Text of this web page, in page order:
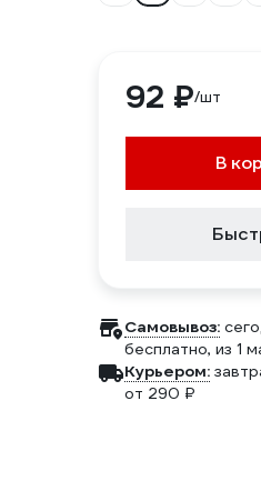
92 ₽/шт
В
Самовывоз:
бесплатно, из 1
Курьером:
от 290 ₽